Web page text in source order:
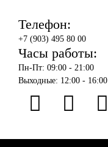
Телефон:
+7 (903) 495 80 00
Часы работы:
Пн-Пт: 09:00 - 21:00
Выходные: 12:00 - 16:00